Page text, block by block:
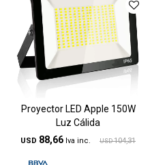
Proyector LED Apple 150W
Luz Cálida
USD 88,66 USD 104,31